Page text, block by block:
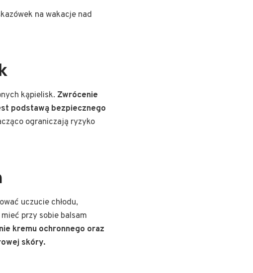
na wakacje nad
kąpielisk. Zwrócenie
podstawą bezpiecznego
ograniczają ryzyko
uczucie chłodu,
przy sobie balsam
kremu ochronnego oraz
skóry.